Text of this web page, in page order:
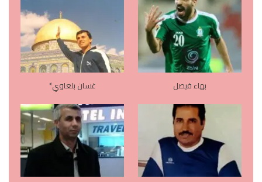
بهاء فيصل غسان بلعاوي*